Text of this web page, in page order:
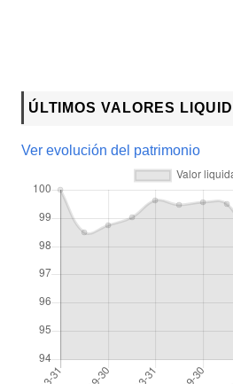
ÚLTIMOS VALORES
Ver evolución del patrimonio